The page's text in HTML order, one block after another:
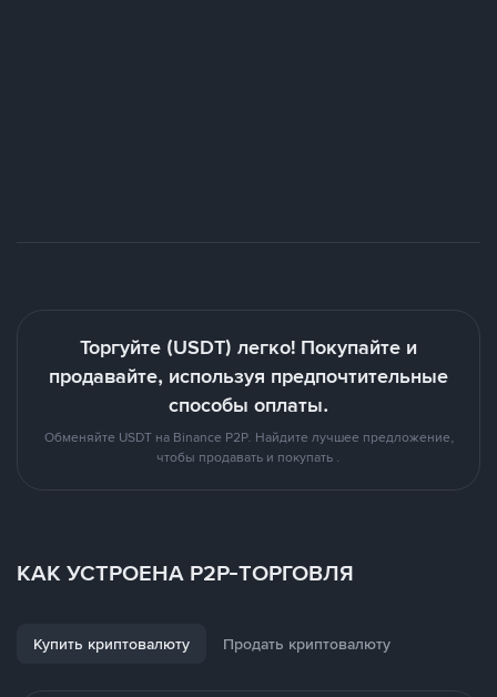
Торгуйте (USDT) легко! Покупайте и
продавайте, используя предпочтительные
способы оплаты.
Обменяйте USDT на Binance P2P. Найдите лучшее предложение,
чтобы продавать и покупать .
КАК УСТРОЕНА P2P-ТОРГОВЛЯ
Купить криптовалюту Продать криптовалюту